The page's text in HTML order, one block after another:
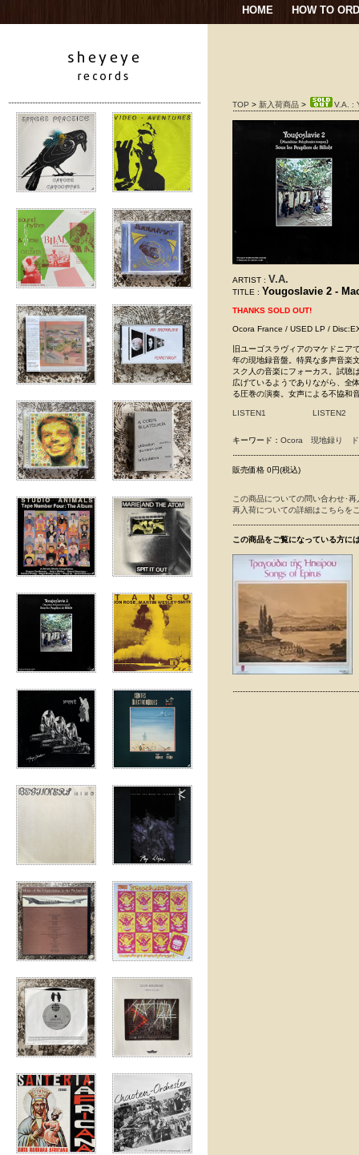
HOME HOW TO
TOP > 新入荷商品 > V.A. :
ARTIST : V.A.
TITLE : Yougoslavie 2 -
THANKS SOLD OUT!
Ocora France / USED LP /
旧ユーゴスラヴィアのマケドニ
年の現地録音盤。特異な多声音楽
スク人の音楽にフォーカス。試聴
広げているようでありながら、全
る圧巻の演奏。女声による不協和
LISTEN1 LISTEN2
キーワード： Ocora 現地録り
販売価格 0円(税込)
この商品についての問い合わせ･
再入荷についての詳細はこちらを
この商品をご覧になっている方に